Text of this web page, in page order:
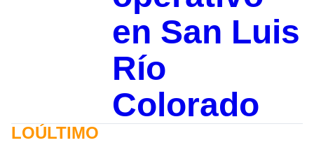
en San Luis
Río
Colorado
LOÚLTIMO